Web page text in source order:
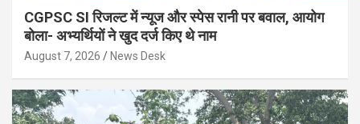
CGPSC SI रिजल्ट में न्यूज और स्पेस रानी पर बवाल, आयोग
बोला- अभ्यर्थियों ने खुद दर्ज किए थे नाम
August 7, 2026 News Desk